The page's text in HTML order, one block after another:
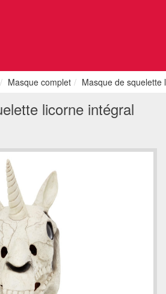
Masque complet Masque de squelette
licorne intégral